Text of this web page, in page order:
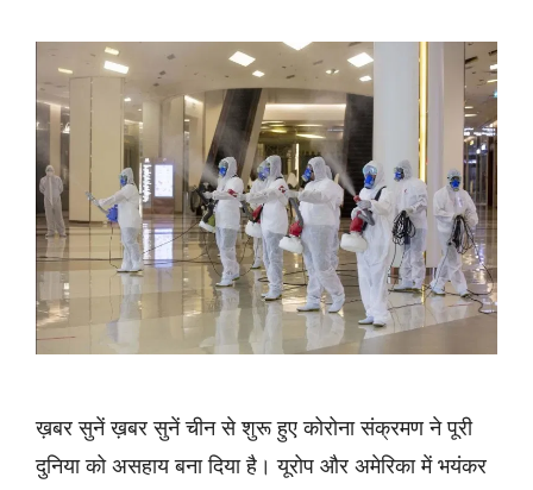
ख़बर सुनें ख़बर सुनें चीन से शुरू हुए कोरोना संक्रमण ने पूरी
दुनिया को असहाय बना दिया है। यूरोप और अमेरिका में भयंकर